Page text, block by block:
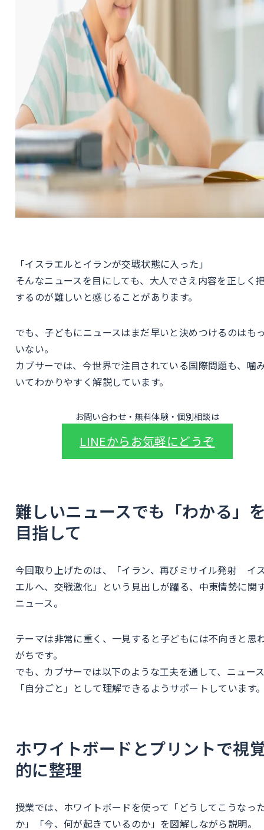
「イスラエルとイランが交戦状態に入った」
そんなニュースを目にしても、大人でさえ内容を正しく
するのが難しいと感じることがあります。
でも、子どもにニュースはまだ早いと決めつけるのはも
いない。
カブサーでは、今世界で注目されている国際問題も、噛
いてわかりやすく解説しています。
お問い合わせ・無料体験・個別相談は
LINEからお気軽にどうぞ
難しいニュースでも「わかる」
目指して
今回取り上げたのは、「イラン、再びミサイル発射 イ
エルへ、交戦激化」という見出しが躍る、中東情勢に関
ニュース。
テーマは非常に重く、一見すると子どもには不向きと思
がちです。
でも、カブサーでは以下のような工夫を通して、ニュー
「自分ごと」として理解できるようサポートしています
ホワイトボードとプリントで視
的に整理
授業では、ホワイトボードを使って「どうしてこうなっ
か」「今、何が起きているのか」を図解しながら説明。